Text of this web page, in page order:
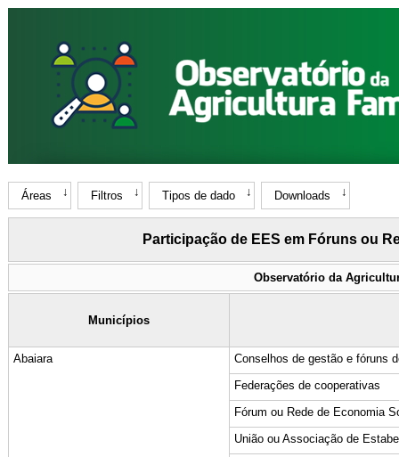
Áreas Filtros Tipos de dado Downloads
Participação de EES em Fóruns ou
Observatório da
Municípios
Abaiara
Conselhos de gestão e fóruns
Federações de cooperativas
Fórum ou Rede de Economia
União ou Associação de